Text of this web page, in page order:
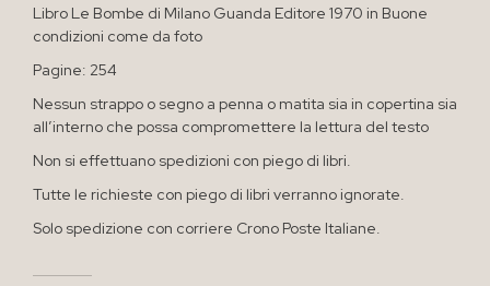
Libro Le Bombe di Milano Guanda Editore 1970 in Buone
condizioni come da foto
Pagine: 254
Nessun strappo o segno a penna o matita sia in copertina sia
all’interno che possa compromettere la lettura del testo
Non si effettuano spedizioni con piego di libri.
Tutte le richieste con piego di libri verranno ignorate.
Solo spedizione con corriere Crono Poste Italiane.